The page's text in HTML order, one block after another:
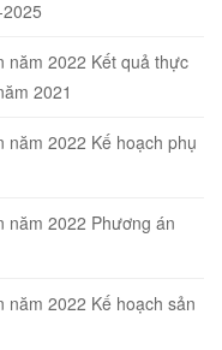
năm 2022 Kết quả thực
2021
2022 Kế hoạch phụ
năm 2022 Phương án
2022 Kế hoạch sản